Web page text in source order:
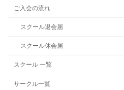
ご入会の流れ
スクール退会届
スクール休会届
スクール 一覧
サークル一覧